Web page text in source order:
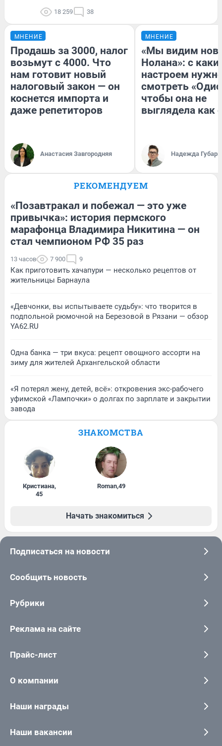
18 259 38
МНЕНИЕ
Продашь за 3000, налог
возьмут с 4000. Что
нам готовит новый
налоговый закон — он
коснется импорта и
даже репетиторов
Анастасия Завгородняя
МНЕНИЕ
«Мы видим
Нолана»: с
настроем
смотреть
чтобы она не
выглядела как
Надежда Губарь
РЕКОМЕНДУЕМ
«Позавтракал и побежал — это уже
привычка»: история пермского
марафонца Владимира Никитина — он
стал чемпионом РФ 35 раз
13 часов 7 900 9
Как приготовить хачапури — несколько рецептов от
жительницы Барнаула
«Девчонки, вы испытываете судьбу»: что творится в
подпольной рюмочной на Березовой в Рязани — обзор
YA62.RU
Одна банка — три вкуса: рецепт овощного ассорти на
зиму для жителей Архангельской области
«Я потерял жену, детей, всё»: откровения экс-рабочего
уфимской «Лампочки» о долгах по зарплате и закрытии
завода
ЗНАКОМСТВА
Кристиана,
45
Roman,49
Начать знакомиться
Подписаться на новости
Сообщить новость
Рубрики
Реклама на сайте
Прайс-лист
О компании
Наши награды
Наши вакансии